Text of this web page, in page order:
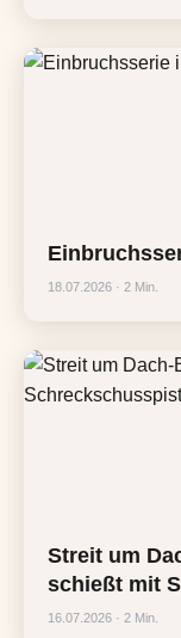
18.07.2026 · 2 Min.
Streit um
schießt mit
16.07.2026 · 2 Min.